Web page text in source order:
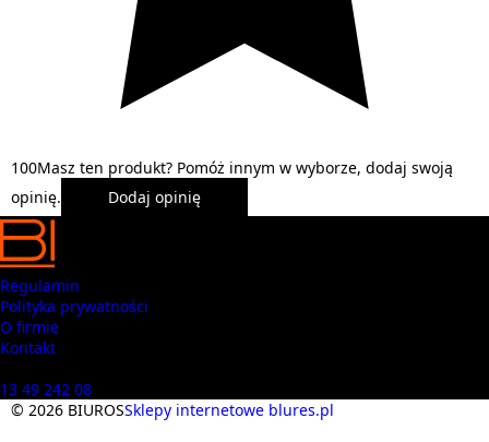
100Masz ten produkt? Pomóż innym w wyborze, dodaj swoją
opinię.
Dodaj opinię
Regulamin
Polityka prywatności
O firmie
Kontakt
13 49 242 08
© 2026 BIUROSSklepy internetowe blures.pl